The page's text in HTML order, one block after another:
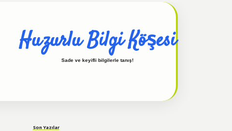
Huzurlu Bilgi Köşesi
Sade ve keyifli bilgilerle tanış!
Son Yazılar